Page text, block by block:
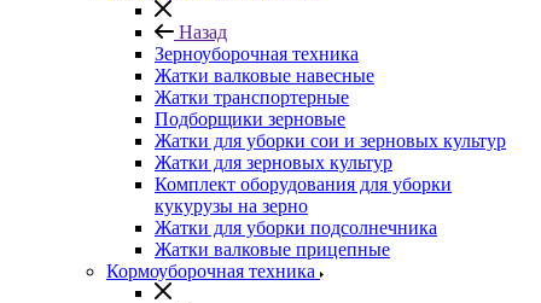
Назад
Зерноуборочная техника
Жатки валковые навесные
Жатки транспортерные
Подборщики зерновые
Жатки для уборки сои и зерновых культур
Жатки для зерновых культур
Комплект оборудования для уборки
кукурузы на зерно
Жатки для уборки подсолнечника
Жатки валковые прицепные
Кормоуборочная техника